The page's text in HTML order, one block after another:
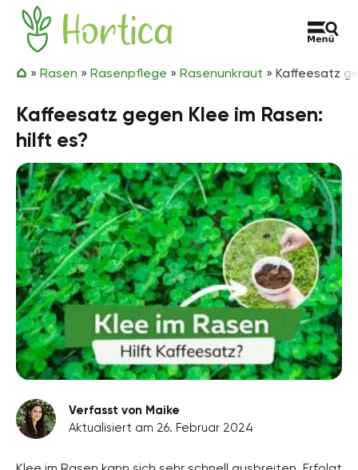
Zum Inhalt springen
Hortica
» Rasen » Rasenpflege » Rasenunkraut » Kaffeesatz
Kaffeesatz gegen Klee im Rasen:
hilft es?
Verfasst von Maike
Aktualisiert am 26. Februar 2024